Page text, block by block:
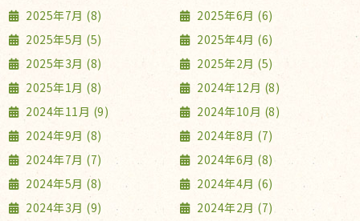
2025年7月 (8)
2025年6月 (6)
2025年5月 (5)
2025年4月 (6)
2025年3月 (8)
2025年2月 (5)
2025年1月 (8)
2024年12月 (8)
2024年11月 (9)
2024年10月 (8)
2024年9月 (8)
2024年8月 (7)
2024年7月 (7)
2024年6月 (8)
2024年5月 (8)
2024年4月 (6)
2024年3月 (9)
2024年2月 (7)